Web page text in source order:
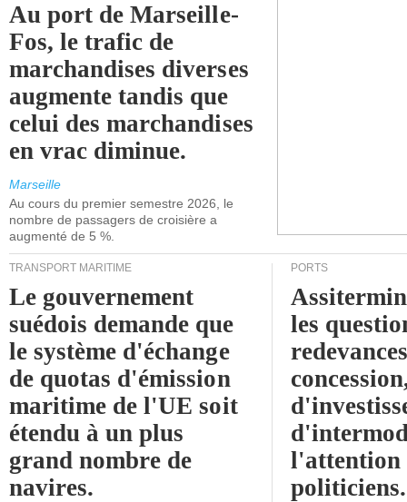
Au port de Marseille-
Fos, le trafic de
marchandises diverses
augmente tandis que
celui des marchandises
en vrac diminue.
Marseille
Au cours du premier semestre 2026, le
nombre de passagers de croisière a
augmenté de 5 %.
TRANSPORT MARITIME
Le gouvernement
suédois demande que
le système d'échange
de quotas d'émission
maritime de l'UE soit
étendu à un plus
grand nombre de
navires.
PORTS
les
l'attention
politiciens.